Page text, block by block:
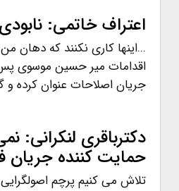
اعتراف خاتمی:
...اینها کاری نکنند که دهان
اقدامات میر حسین موسوی پس
جریان اصلاحات عنوان کرده و
دکترباقری لنکرانی:
حمایت کننده جریان
تلاش می کنیم پرچم